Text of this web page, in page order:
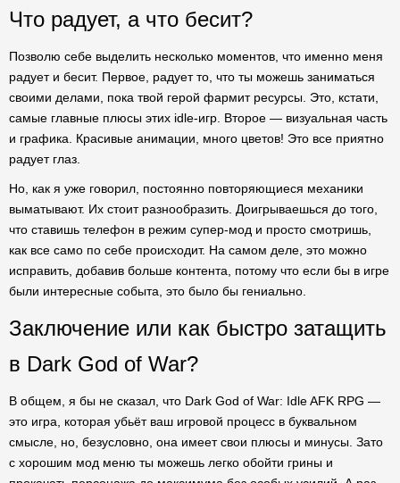
Что радует, а что бесит?
Позволю себе выделить несколько моментов, что именно меня
радует и бесит. Первое, радует то, что ты можешь заниматься
своими делами, пока твой герой фармит ресурсы. Это, кстати,
самые главные плюсы этих idle-игр. Второе — визуальная часть
и графика. Красивые анимации, много цветов! Это все приятно
радует глаз.
Но, как я уже говорил, постоянно повторяющиеся механики
выматывают. Их стоит разнообразить. Доигрываешься до того,
что ставишь телефон в режим супер-мод и просто смотришь,
как все само по себе происходит. На самом деле, это можно
исправить, добавив больше контента, потому что если бы в игре
были интересные событа, это было бы гениально.
Заключение или как быстро затащить
в Dark God of War?
В общем, я бы не сказал, что Dark God of War: Idle AFK RPG —
это игра, которая убьёт ваш игровой процесс в буквальном
смысле, но, безусловно, она имеет свои плюсы и минусы. Зато
с хорошим мод меню ты можешь легко обойти грины и